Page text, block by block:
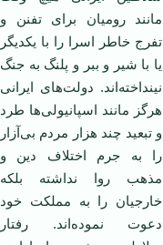
مانند رومیان برای تفنن و
تفرج خاطر اسرا را با یکدیگر
یا با شیر و ببر و پلنگ به جنگ
نینداخته‌اند. دولت‌های ایرانی
هرگز مانند اسپانیولی‌ها طرد
و تبعید چند هزار مردم بی‌آزار
را به جرم اختلاف دین و
مذهب روا نداشته بلکه
خارجیان را به مملکت خود
دعوت نموده‌اند. رفتار